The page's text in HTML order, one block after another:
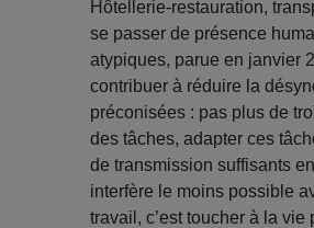
Hôtellerie-restauration,
se passer de présence
atypiques, parue en janvier
contribuer à réduire la
préconisées : pas plus de
des tâches, adapter ces
de transmission suffisants
interfère le moins possible
travail, c’est toucher à la vie